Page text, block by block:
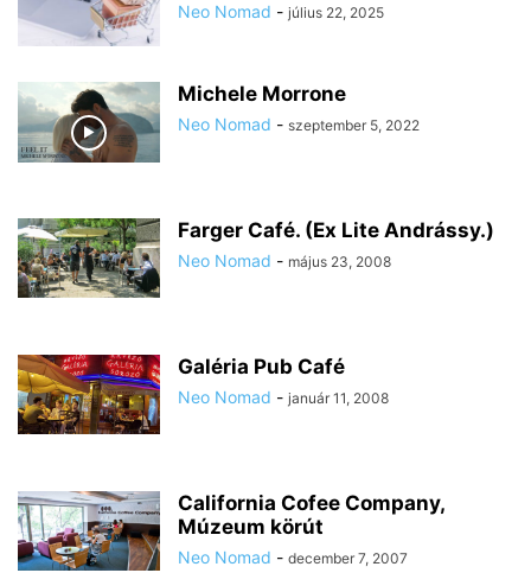
Neo Nomad - július 22, 2025
Michele Morrone
Neo Nomad - szeptember 5, 2022
Farger Café. (Ex Lite Andrássy.)
Neo Nomad - május 23, 2008
Galéria Pub Café
Neo Nomad - január 11, 2008
California Cofee Company,
Múzeum körút
Neo Nomad - december 7, 2007